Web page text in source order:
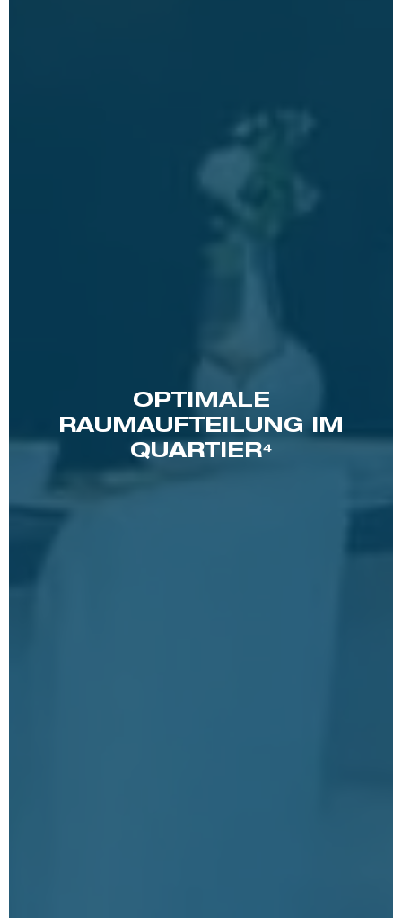
OPTIMALE
RAUMAUFTEILUNG IM
QUARTIER⁴